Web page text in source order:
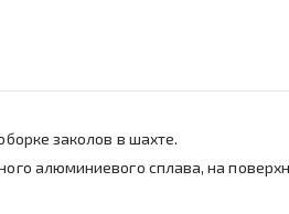
заколов в шахте.
алюминиевого сплава, на